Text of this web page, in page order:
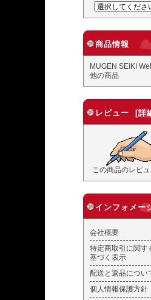
商品情報
MUGEN SEIKI
他の商品
レビュー [詳
この商品のレビ
インフォメー
会社概要
特定商取引に関す
基づく表示
配送と返品につい
個人情報保護方針